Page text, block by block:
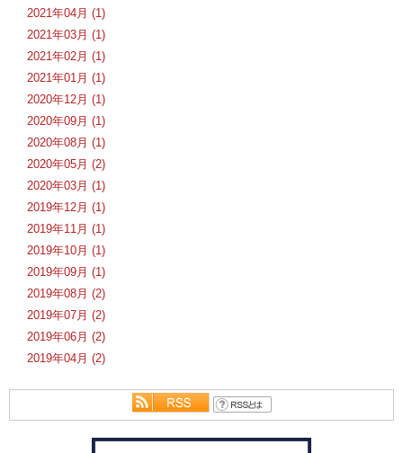
2021年04月 (1)
2021年03月 (1)
2021年02月 (1)
2021年01月 (1)
2020年12月 (1)
2020年09月 (1)
2020年08月 (1)
2020年05月 (2)
2020年03月 (1)
2019年12月 (1)
2019年11月 (1)
2019年10月 (1)
2019年09月 (1)
2019年08月 (2)
2019年07月 (2)
2019年06月 (2)
2019年04月 (2)